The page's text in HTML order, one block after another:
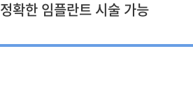
정확한 임플란트 시술 가능